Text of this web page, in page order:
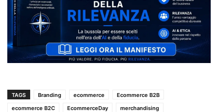
TAGS Branding ecommerce
Ecommerce B2B
ecommerce B2C
EcommerceDay merchandising